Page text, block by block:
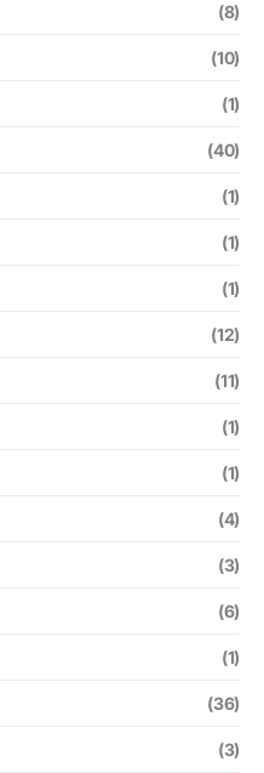
(8)
(10)
(1)
(40)
(1)
(1)
(1)
(12)
(11)
(1)
(1)
(4)
(3)
(6)
(1)
(36)
(3)